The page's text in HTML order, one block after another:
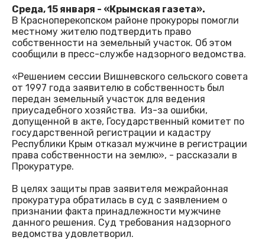
Среда, 15 января - «Крымская газета».
В Красноперекопском районе прокуроры помогли
местному жителю подтвердить право
собственности на земельный участок. Об этом
сообщили в пресс-службе надзорного ведомства.
«Решением сессии Вишневского сельского совета
от 1997 года заявителю в собственность был
передан земельный участок для ведения
приусадебного хозяйства. Из-за ошибки,
допущенной в акте, Государственный комитет по
государственной регистрации и кадастру
Республики Крым отказал мужчине в регистрации
права собственности на землю», - рассказали в
Прокуратуре.
В целях защиты прав заявителя межрайонная
прокуратура обратилась в суд с заявлением о
признании факта принадлежности мужчине
данного решения. Суд требования надзорного
ведомства удовлетворил.